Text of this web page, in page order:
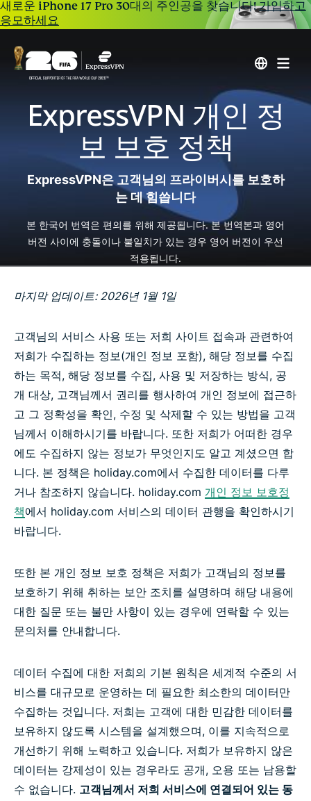
새로운 iPhone 17 Pro 30대의 주인공을 찾습니다!가입하고
응모하세요
ExpressVPN 개인 정
보 보호 정책
ExpressVPN은 고객님의 프라이버시를 보호하
는 데 힘씁니다
본 한국어 번역은 편의를 위해 제공됩니다. 본 번역본과 영어
버전 사이에 충돌이나 불일치가 있는 경우 영어 버전이 우선
적용됩니다.
마지막 업데이트: 2026년 1월 1일
고객님의 서비스 사용 또는 저희 사이트 접속과 관련하여
저희가 수집하는 정보(개인 정보 포함), 해당 정보를 수집
하는 목적, 해당 정보를 수집, 사용 및 저장하는 방식, 공
개 대상, 고객님께서 권리를 행사하여 개인 정보에 접근하
고 그 정확성을 확인, 수정 및 삭제할 수 있는 방법을 고객
님께서 이해하시기를 바랍니다. 또한 저희가 어떠한 경우
에도 수집하지 않는 정보가 무엇인지도 알고 계셨으면 합
니다. 본 정책은 holiday.com에서 수집한 데이터를 다루
거나 참조하지 않습니다. holiday.com 개인 정보 보호정
책에서 holiday.com 서비스의 데이터 관행을 확인하시기
바랍니다.
또한 본 개인 정보 보호 정책은 저희가 고객님의 정보를
보호하기 위해 취하는 보안 조치를 설명하며 해당 내용에
대한 질문 또는 불만 사항이 있는 경우에 연락할 수 있는
문의처를 안내합니다.
데이터 수집에 대한 저희의 기본 원칙은 세계적 수준의 서
비스를 대규모로 운영하는 데 필요한 최소한의 데이터만
수집하는 것입니다. 저희는 고객에 대한 민감한 데이터를
보유하지 않도록 시스템을 설계했으며, 이를 지속적으로
개선하기 위해 노력하고 있습니다. 저희가 보유하지 않은
데이터는 강제성이 있는 경우라도 공개, 오용 또는 남용할
수 없습니다. 고객님께서 저희 서비스에 연결되어 있는 동